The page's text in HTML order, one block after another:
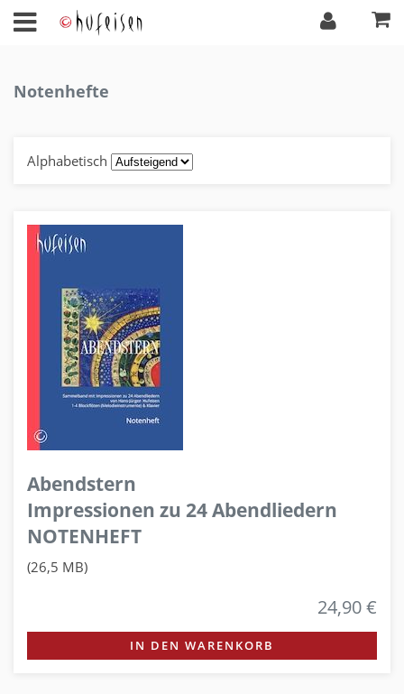
Notenhefte
Alphabetisch
Abendstern
Impressionen zu 24 Abendliedern
NOTENHEFT
(26,5 MB)
24,90 €
IN DEN WARENKORB